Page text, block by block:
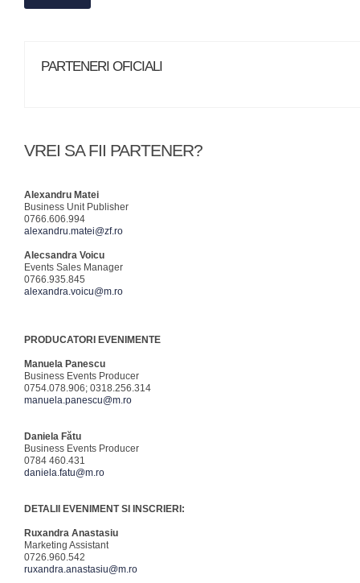
PARTENERI OFICIALI
VREI SA FII PARTENER?
Alexandru Matei
Business Unit Publisher
0766.606.994
alexandru.matei@zf.ro
Alecsandra Voicu
Events Sales Manager
0766.935.845
alexandra.voicu@m.ro
PRODUCATORI EVENIMENTE
Manuela Panescu
Business Events Producer
0754.078.906; 0318.256.314
manuela.panescu@m.ro
Daniela Fătu
Business Events Producer
0784 460.431
daniela.fatu@m.ro
DETALII EVENIMENT SI INSCRIERI:
Ruxandra Anastasiu
Marketing Assistant
0726.960.542
ruxandra.anastasiu@m.ro